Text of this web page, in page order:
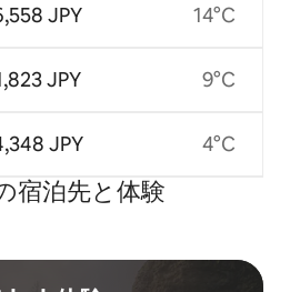
JPY
JPY
JPY
14°C
9°C
4°C
宿⁠泊⁠先と体⁠験